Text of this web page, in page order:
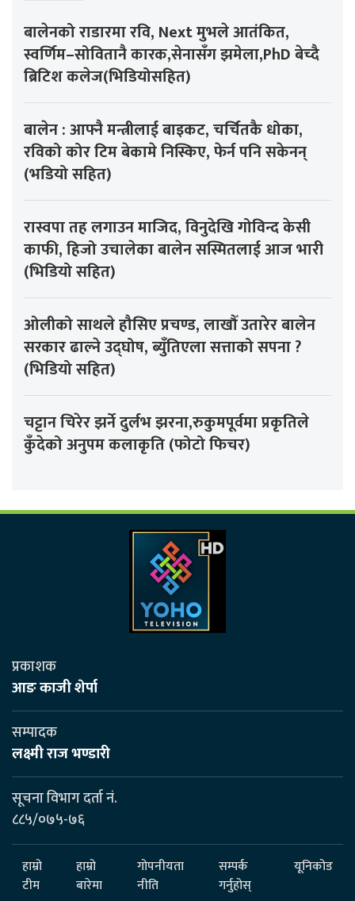
बालेनको राडारमा रवि, Next मुभले आतंकित,
स्वर्णिम–सोवितानै कारक,सेनासँग झमेला,PhD बेच्दै
ब्रिटिश कलेज(भिडियोसहित)
बालेन : आफ्नै मन्त्रीलाई बाइकट, चर्चितकै धोका,
रविको कोर टिम बेकामे निस्किए, फेर्न पनि सकेनन्
(भडियो सहित)
रास्वपा तह लगाउन माजिद, विनुदेखि गोविन्द केसी
काफी, हिजो उचालेका बालेन सस्मितलाई आज भारी
(भिडियो सहित)
ओलीको साथले हौसिए प्रचण्ड, लाखौँ उतारेर बालेन
सरकार ढाल्ने उद्घोष, ब्युँतिएला सत्ताको सपना ?
(भिडियो सहित)
चट्टान चिरेर झर्ने दुर्लभ झरना,रुकुमपूर्वमा प्रकृतिले
कुँदेको अनुपम कलाकृति (फोटो फिचर)
प्रकाशक
आङ काजी शेर्पा
सम्पादक
लक्ष्मी राज भण्डारी
सूचना विभाग दर्ता नं.
८८५/०७५-७६
हाम्रो
टीम
हाम्रो
बारेमा
गोपनीयता
नीति
सम्पर्क
गर्नुहोस्
यूनिकोड